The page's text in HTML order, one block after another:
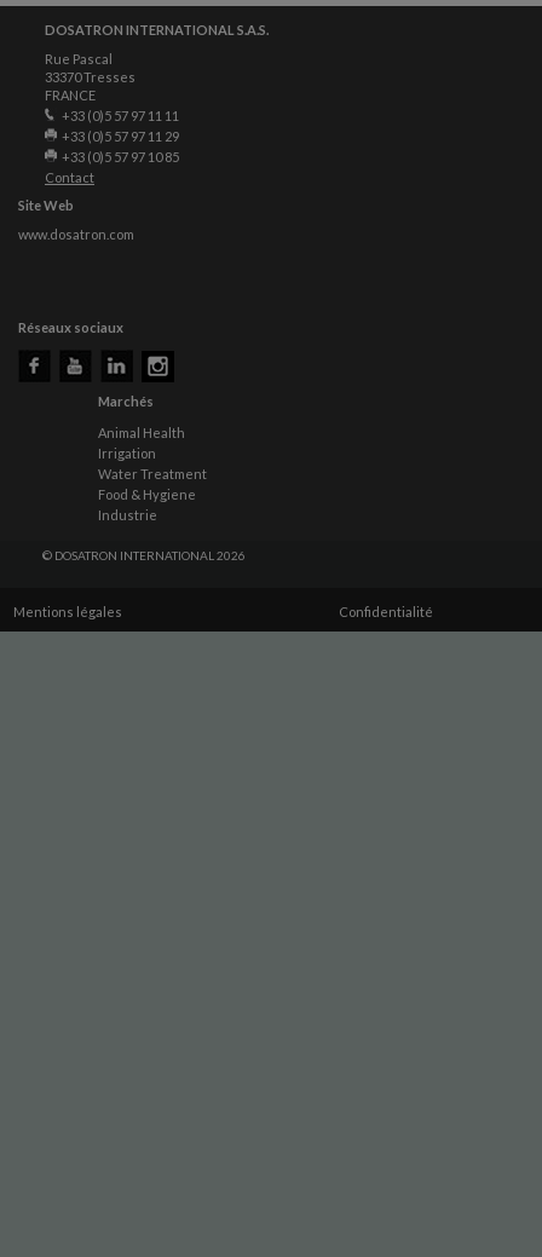
DOSATRON INTERNATIONAL S.A.S.
Rue Pascal
33370 Tresses
FRANCE
+33 (0)5 57 97 11 11
+33 (0)5 57 97 11 29
+33 (0)5 57 97 10 85
Contact
Site Web
www.dosatron.com
Réseaux sociaux
Marchés
Animal Health
Irrigation
Water Treatment
Food & Hygiene
Industrie
© DOSATRON INTERNATIONAL 2026
Mentions légales Confidentialité